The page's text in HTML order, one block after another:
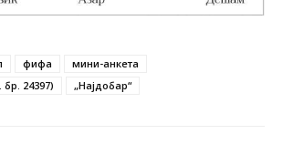
фифа
мини-анкета
24397)
„Најдобар“